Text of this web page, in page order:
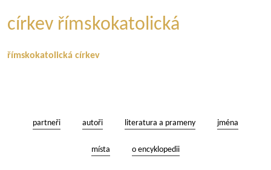
církev římskokatolická
římskokatolická církev
partneři autoři literatura a prameny jména
místa o encyklopedii